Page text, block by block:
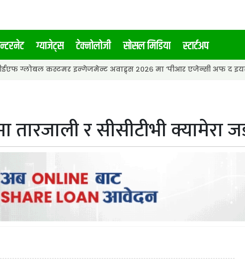
ग्याजेट्स टेक्नोलोजी सोसल मिडिया स्टार्टअप
इन्गेजमेन्ट अवाड्र्स २०२६ मा ‘पीआर एजेन्सी अफ द इयर’ अवार्ड
र सीसीटीभी क्यामेरा